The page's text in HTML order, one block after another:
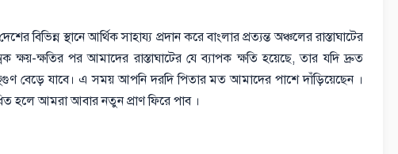
স্থানে আর্থিক সাহায্য প্রদান করে বাংলার প্রত্যন্ত অঞ্চলের রাস্তাঘাটের
ক্ষয়-ক্ষতির পর আমাদের রাস্তাঘাটের যে ব্যাপক ক্ষতি হয়েছে, তার যদি দ্রুত
বেড়ে যাবে। এ সময় আপনি দরদি পিতার মত আমাদের পাশে দাঁড়িয়েছেন ।
হলে আমরা আবার নতুন প্রাণ ফিরে পাব ।